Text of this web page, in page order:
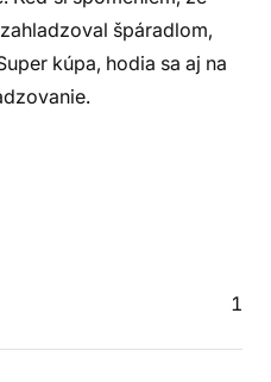
špáradlom,
kúpa, hodia sa aj na
1